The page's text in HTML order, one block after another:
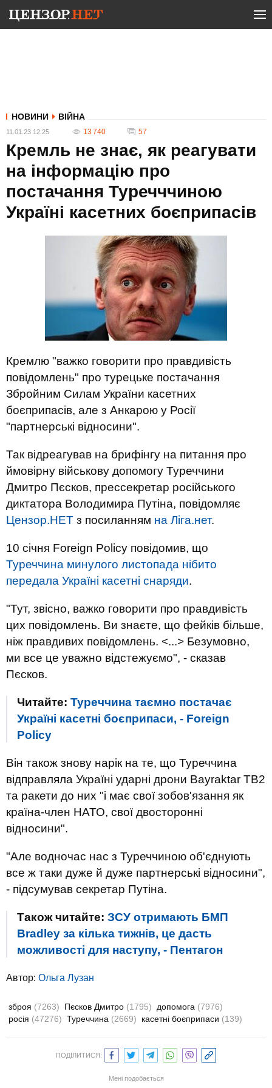
НОВИНИ ВІЙНА
11.01.23 12:25 13 740 57
Кремль не знає, як реагувати
на інформацію про
постачання Туречччиною
Україні касетних боєприпасів
Кремлю "важко говорити про правдивість
повідомлень" про турецьке постачання
Збройним Силам України касетних
боєприпасів, але з Анкарою у Росії
"партнерські відносини".
Так відреагував на брифінгу на питання про
ймовірну військову допомогу Туреччини
Дмитро Пєсков, прессекретар російського
диктатора Володимира Путіна, повідомляє
Цензор.НЕТ з посиланням на Ліга.нет.
10 січня Foreign Policy повідомив, що
Туреччина минулого листопада нібито
передала Україні касетні снаряди.
"Тут, звісно, важко говорити про правдивість
цих повідомлень. Ви знаєте, що фейків більше,
ніж правдивих повідомлень. <...> Безумовно,
ми все це уважно відстежуємо", - сказав
Пєсков.
Читайте: Туреччина таємно постачає
Україні касетні боєприпаси, - Foreign
Policy
Він також знову нарік на те, що Туреччина
відправляла Україні ударні дрони Bayraktar TB2
та ракети до них "і має свої зобов'язання як
країна-член НАТО, свої двосторонні
відносини".
"Але водночас нас з Туреччиною об'єднують
все ж таки дуже й дуже партнерські відносини",
- підсумував секретар Путіна.
Також читайте: ЗСУ отримають БМП
Bradley за кілька тижнів, це дасть
можливості для наступу, - Пентагон
Автор: Ольга Лузан
зброя (7263) Пєсков Дмитро (1795) допомога (7976)
росія (47276) Туреччина (2669) касетні боєприпаси (139)
ПОДІЛИТИСЯ:
Мені подобається